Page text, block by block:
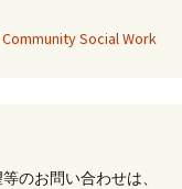
Social Work
のお問い合わせは、